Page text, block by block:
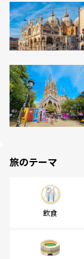
旅のテーマ
飲食